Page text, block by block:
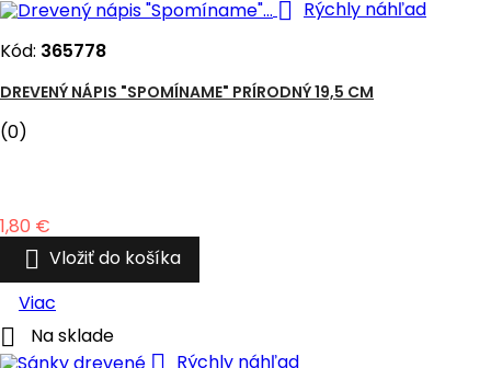
 Rýchly náhľad
Kód: 365778
DREVENÝ NÁPIS "SPOMÍNAME" PRÍRODNÝ 19,5 CM
(0)
Cena
1,80 €
 Vložiť do košíka
Viac
 Na sklade
Rýchly náhľad